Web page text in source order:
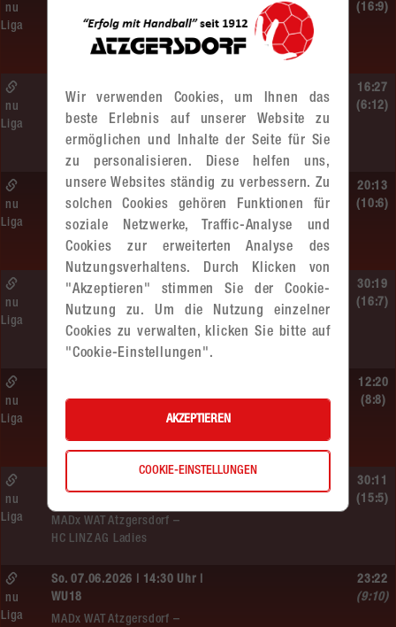
Sportunion DIE FALKEN St. Pölten –
MADx WAT Atzgersdorf
nu
Liga
(16:9)
So. 14.06.2026 | 11:20 Uhr |
roomz JAGS Devils
nu
Liga
16:27
(6:12)
So. 14.06.2026 | 10:30 Uhr |
ÖMS WU12 HF
SC HIT/UHC Absam –
MADx WAT Atzgersdorf
nu
Liga
20:13
(10:6)
Sa. 13.06.2026 | 19:05 Uhr |
WU12
MADx WAT Atzgersdorf –
nu
Liga
30:19
(16:7)
WU12
MADx WAT Atzgersdorf
nu
Liga
12:20
(8:8)
MADx WAT Atzgersdorf –
HC LINZ AG Ladies
nu
Liga
30:11
(15:5)
So. 07.06.2026 | 14:30 Uhr |
WU18
MADx WAT Atzgersdorf –
nu
Liga
23:22
(9:10)
Wir verwenden Cookies, um Ihnen das
beste Erlebnis auf unserer Website zu
ermöglichen und Inhalte der Seite für Sie
zu personalisieren. Diese helfen uns,
unsere Websites ständig zu verbessern. Zu
solchen Cookies gehören Funktionen für
soziale Netzwerke, Traffic-Analyse und
Cookies zur erweiterten Analyse des
Nutzungsverhaltens. Durch Klicken von
"Akzeptieren" stimmen Sie der Cookie-
Nutzung zu. Um die Nutzung einzelner
Cookies zu verwalten, klicken Sie bitte auf
"Cookie-Einstellungen".
AKZEPTIEREN
COOKIE-EINSTELLUNGEN